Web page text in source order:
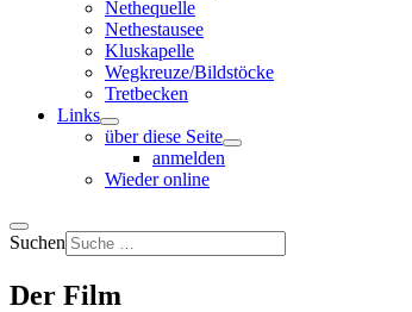
Nethequelle
Nethestausee
Kluskapelle
Wegkreuze/Bildstöcke
Tretbecken
Links
über diese Seite
anmelden
Wieder online
Suchen
Der Film